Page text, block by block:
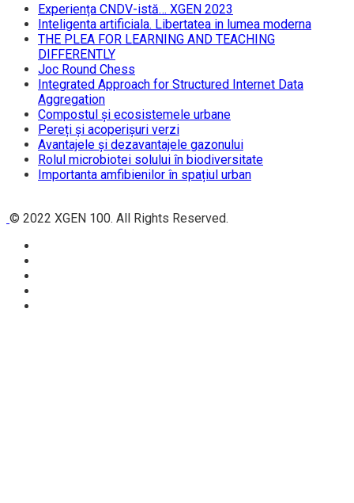
Experiența CNDV-istă… XGEN 2023
Inteligenta artificiala. Libertatea in lumea moderna
THE PLEA FOR LEARNING AND TEACHING
DIFFERENTLY
Joc Round Chess
Integrated Approach for Structured Internet Data
Aggregation
Compostul și ecosistemele urbane
Pereți și acoperișuri verzi
Avantajele și dezavantajele gazonului
Rolul microbiotei solului în biodiversitate
Importanta amfibienilor în spațiul urban
© 2022 XGEN 100. All Rights Reserved.